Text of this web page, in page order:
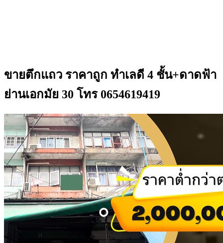
ขายตึกแถว ราคาถูก ทำเลดี 4 ชั้น+ดาดฟ้า
ย่านเอกมัย 30 โทร 0654619419